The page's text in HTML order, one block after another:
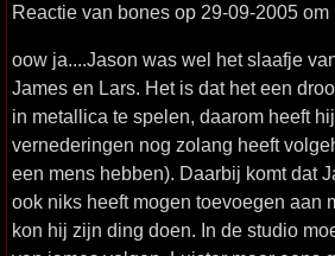
Reactie van bones op 29-09-2005 om
oow ja....Jason was wel het slaafje
James en Lars. Het is dat het een
in metallica te spelen, daarom heeft
vernederingen nog zolang heeft
een mens hebben). Daarbij komt dat
ook niks heeft mogen toevoegen aan
kon hij zijn ding doen. In de studio